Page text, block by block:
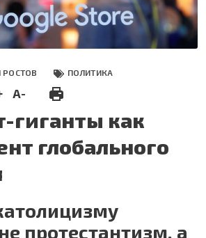
ПОЛИТИКА
A-
гиганты как
глобального
протестантизм, а